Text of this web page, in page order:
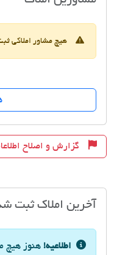
هیچ مشاور املاکی
گزارش و اصلاح
آخرین املاک ثبت
اطلاعیه! هنوز هیچ